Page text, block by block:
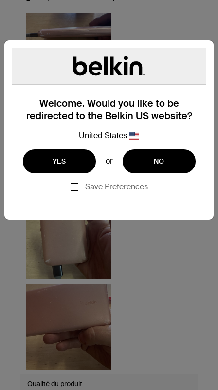
Welcome. Would you like to be
redirected to the Belkin US website?
United States
YES or NO
Save Preferences